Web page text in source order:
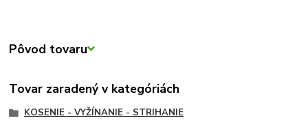
Pôvod tovaru
Tovar zaradený v kategóriách
KOSENIE - VYŽÍNANIE - STRIHANIE